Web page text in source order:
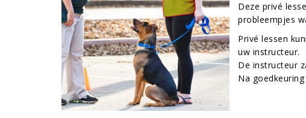
Deze privé
probleempjes
Privé lessen
uw instructeur.
De instructeur
Na